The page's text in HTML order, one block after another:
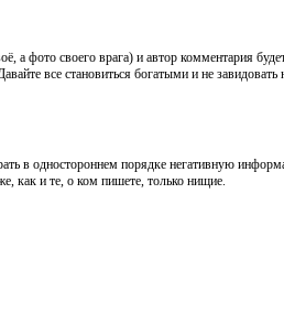
а фото своего врага) и автор комментария
все становиться богатыми и не
в одностороннем порядке негативную
как и те, о ком пишете, только нищие.